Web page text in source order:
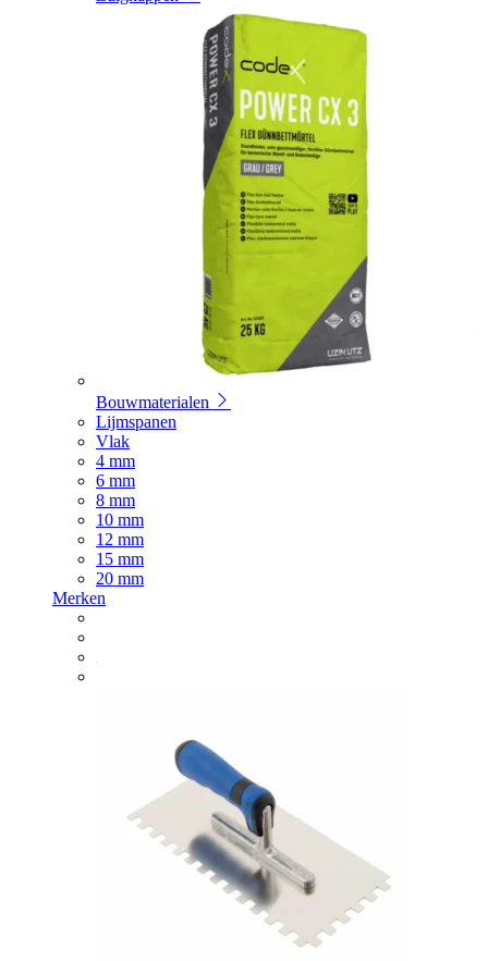
Bouwmaterialen
Lijmspanen
Vlak
4 mm
6 mm
8 mm
10 mm
12 mm
15 mm
20 mm
Merken